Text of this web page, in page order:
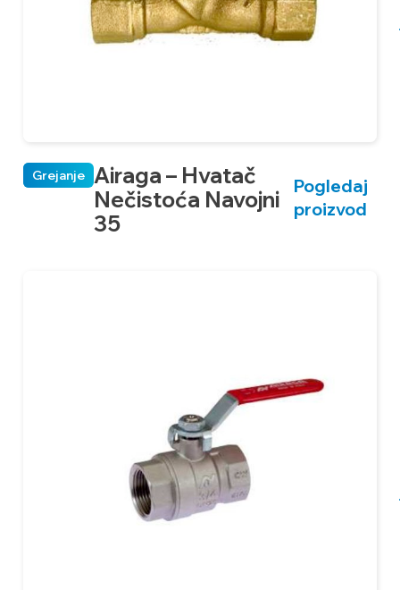
Airaga – Hvatač
Nečistoća Navojni
35
Grejanje
Pogledaj
proizvod